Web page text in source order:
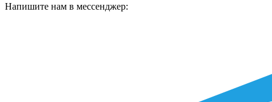
Напишите нам в мессенджер: